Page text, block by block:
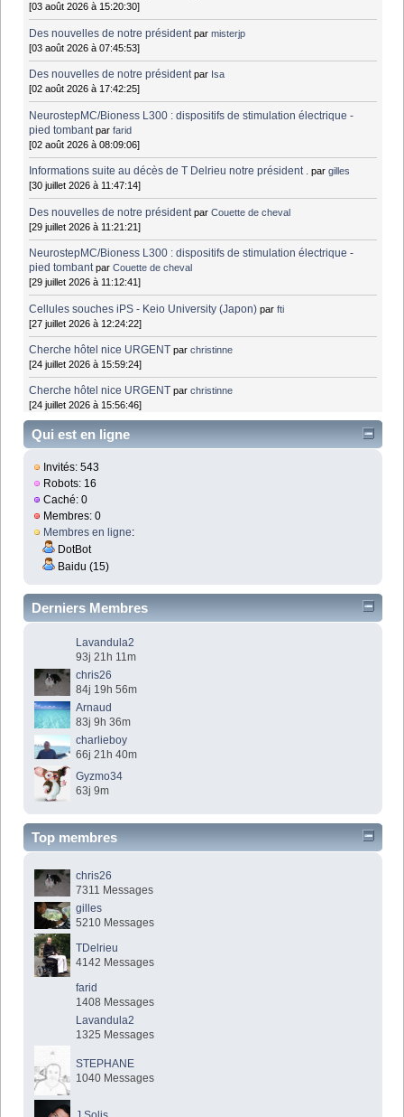
[03 août 2026 à 15:20:30]
Des nouvelles de notre président parmisterjp
[03 août 2026 à 07:45:53]
Des nouvelles de notre président par Isa
[02 août 2026 à 17:42:25]
NeurostepMC/Bioness L300 : dispositifs de stimulation électrique -
pied tombant parfarid
[02 août 2026 à 08:09:06]
Informations suite au décès de T Delrieu notre président . pargilles
[30 juillet 2026 à 11:47:14]
Des nouvelles de notre président parCouette de cheval
[29 juillet 2026 à 11:21:21]
NeurostepMC/Bioness L300 : dispositifs de stimulation électrique -
pied tombant parCouette de cheval
[29 juillet 2026 à 11:12:41]
Cellules souches iPS - Keio University (Japon) parfti
[27 juillet 2026 à 12:24:22]
Cherche hôtel nice URGENT parchristinne
[24 juillet 2026 à 15:59:24]
Cherche hôtel nice URGENT parchristinne
[24 juillet 2026 à 15:56:46]
Qui est en ligne
Invités: 543
Robots: 16
Caché: 0
Membres: 0
Membres en ligne:
DotBot
Baidu (15)
Derniers Membres
Lavandula2
93j 21h 11m
chris26
84j 19h 56m
Arnaud
83j 9h 36m
charlieboy
66j 21h 40m
Gyzmo34
63j 9m
Top membres
chris26
7311 Messages
gilles
5210 Messages
TDelrieu
4142 Messages
farid
1408 Messages
Lavandula2
1325 Messages
STEPHANE
1040 Messages